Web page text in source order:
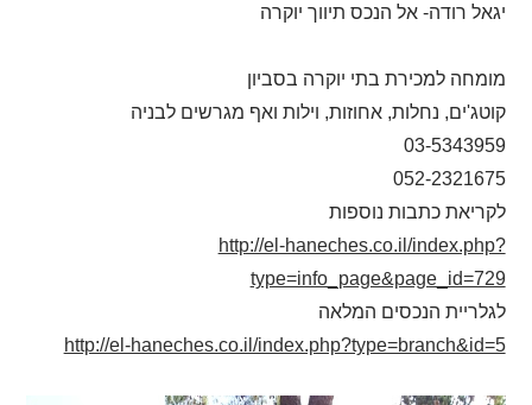
יגאל רודה- אל הנכס תיווך יוקרה
מומחה למכירת בתי יוקרה בסביון
קוטג'ים, נחלות, אחוזות, וילות ואף מגרשים לבניה
03-5343959
052-2321675
לקריאת כתבות נוספות
http://el-haneches.co.il/index.php?
type=info_page&page_id=729
לגלריית הנכסים המלאה
http://el-haneches.co.il/index.php?type=branch&id=5